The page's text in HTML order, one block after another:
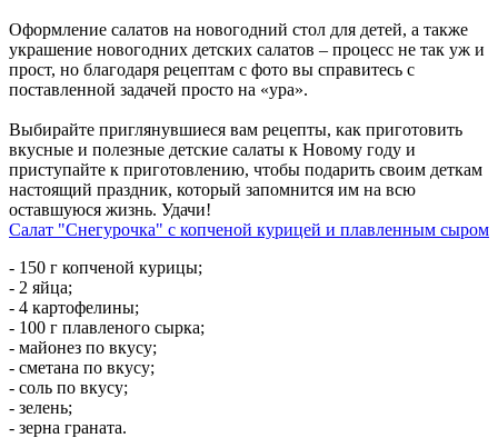
Оформление салатов на новогодний стол для детей, а также
украшение новогодних детских салатов – процесс не так уж и
прост, но благодаря рецептам с фото вы справитесь с
поставленной задачей просто на «ура».
Выбирайте приглянувшиеся вам рецепты, как приготовить
вкусные и полезные детские салаты к Новому году и
приступайте к приготовлению, чтобы подарить своим деткам
настоящий праздник, который запомнится им на всю
оставшуюся жизнь. Удачи!
Салат "Снегурочка" с копченой курицей и плавленным сыром
- 150 г копченой курицы;
- 2 яйца;
- 4 картофелины;
- 100 г плавленого сырка;
- майонез по вкусу;
- сметана по вкусу;
- соль по вкусу;
- зелень;
- зерна граната.